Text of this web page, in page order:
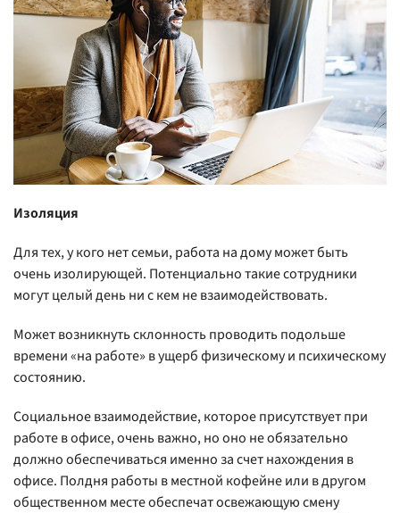
Изоляция
Для тех, у кого нет семьи, работа на дому может быть
очень изолирующей. Потенциально такие сотрудники
могут целый день ни с кем не взаимодействовать.
Может возникнуть склонность проводить подольше
времени «на работе» в ущерб физическому и психическому
состоянию.
Социальное взаимодействие, которое присутствует при
работе в офисе, очень важно, но оно не обязательно
должно обеспечиваться именно за счет нахождения в
офисе. Полдня работы в местной кофейне или в другом
общественном месте обеспечат освежающую смену